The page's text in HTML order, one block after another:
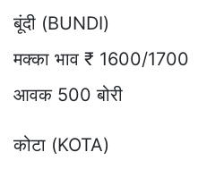
बूंदी (BUNDI)
मक्का भाव ₹ 1600/1700
आवक 500 बोरी
कोटा (KOTA)